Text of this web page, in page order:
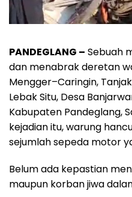
PANDEGLANG – Sebuah
dan menabrak deretan
Mengger–Caringin,
Lebak Situ, Desa
Kabupaten Pandeglang,
kejadian itu, warung
sejumlah sepeda motor
Belum ada kepastian
maupun korban jiwa